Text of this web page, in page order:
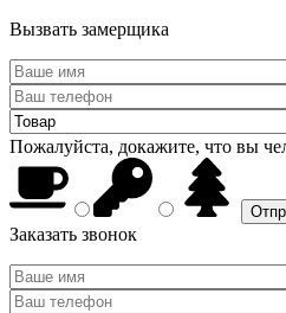
Вызвать замерщика
Пожалуйста, докажите, что вы
Заказать звонок